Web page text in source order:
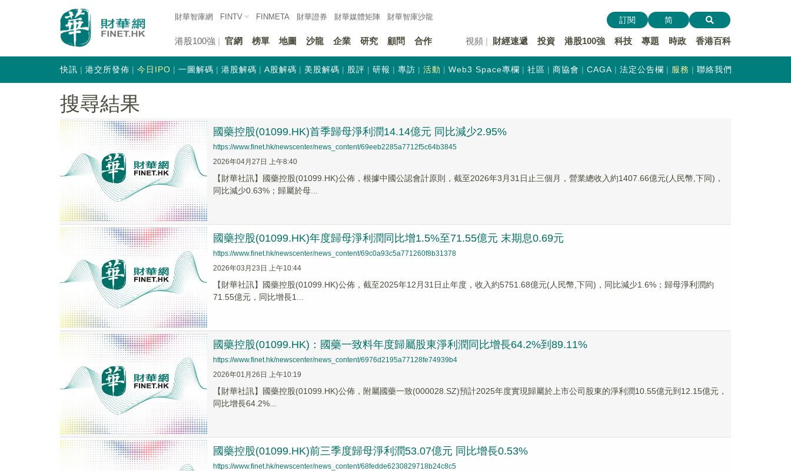
財華智庫網 FINTV FINMETA 財華證券 財華媒體矩陣 財華智庫沙龍
港股100強 官網 榜單 地圖 沙龍 企業 研究 顧問 合作 視頻 財經速遞 投資 港股100強 科技 專題 時政 香港百科
訂閱 简
快訊 港交所發佈 今日IPO 一圖解碼 港股解碼 A股解碼 美股解碼 股評 研報 專訪 活動 Web3 Space專欄 社區 商協會 CAGA 法定公告欄 服務 聯絡我們
搜尋結果
國藥控股(01099.HK)首季歸母淨利潤14.14億元 同比減少2.95%
https://www.finet.hk/newscenter/news_content/69eeb2285a7712f5c64b3845
2026年04月27日 上午8:40
【財華社訊】國藥控股(01099.HK)公佈，根據中國公認會計原則，截至2026年3月31日止三個月，營業總收入約1407.66億元(人民幣,下同)，
同比減少0.63%；歸屬於母...
國藥控股(01099.HK)年度歸母淨利潤同比增1.5%至71.55億元 末期息0.69元
https://www.finet.hk/newscenter/news_content/69c0a93c5a771260f8b31378
2026年03月23日 上午10:44
【財華社訊】國藥控股(01099.HK)公佈，截至2025年12月31日止年度，收入約5751.68億元(人民幣,下同)，同比減少1.6%；歸母淨利潤約
71.55億元，同比增長1...
國藥控股(01099.HK)：國藥一致料年度歸屬股東淨利潤同比增長64.2%到89.11%
https://www.finet.hk/newscenter/news_content/6976d2195a77128fe74939b4
2026年01月26日 上午10:19
【財華社訊】國藥控股(01099.HK)公佈，附屬國藥一致(000028.SZ)預計2025年度實現歸屬於上市公司股東的淨利潤10.55億元到12.15億元，
同比增長64.2%...
國藥控股(01099.HK)前三季度歸母淨利潤53.07億元 同比增長0.53%
https://www.finet.hk/newscenter/news_content/68fedde6230829718b24c8c5